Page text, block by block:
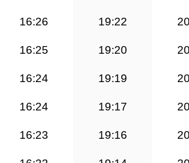
16:26 19:22
16:25 19:20
16:24 19:19
16:24 19:17
16:23 19:16